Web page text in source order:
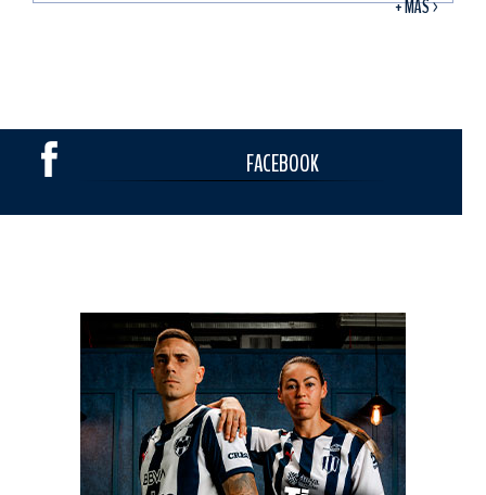
+ MÁS >
FACEBOOK